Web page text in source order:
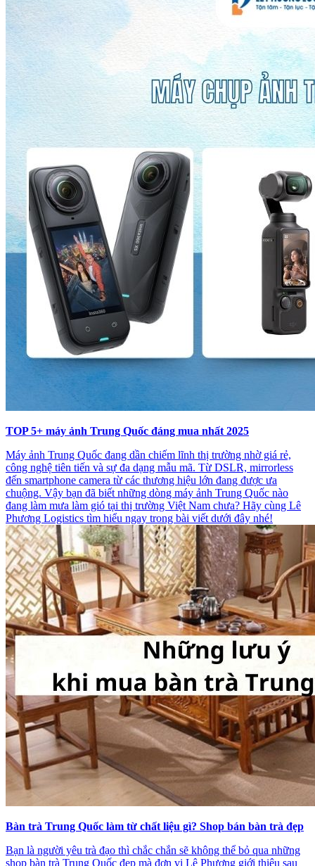
TOP 5+ máy ảnh Trung Quốc đáng mua nhất 2025
Máy ảnh Trung Quốc đang dần chiếm lĩnh thị trường nhờ giá rẻ,
công nghệ tiên tiến và sự đa dạng mẫu mã. Từ DSLR, mirrorless
đến smartphone camera từ các thương hiệu lớn đang được ưa
chuộng. Vậy bạn đã biết những dòng máy ảnh Trung Quốc nào
đang làm mưa làm gió tại thị trường Việt Nam chưa? Hãy cùng Lê
Phương Logistics tìm hiểu ngay trong bài viết dưới đây nhé!
Bàn trà Trung Quốc làm từ chất liệu gì? Shop bán bàn trà đẹp
Bạn là người yêu trà đạo thì chắc chắn sẽ không thể bỏ qua những
shop bàn trà Trung Quốc đẹp mà đơn vị Lê Phương giới thiệu sau